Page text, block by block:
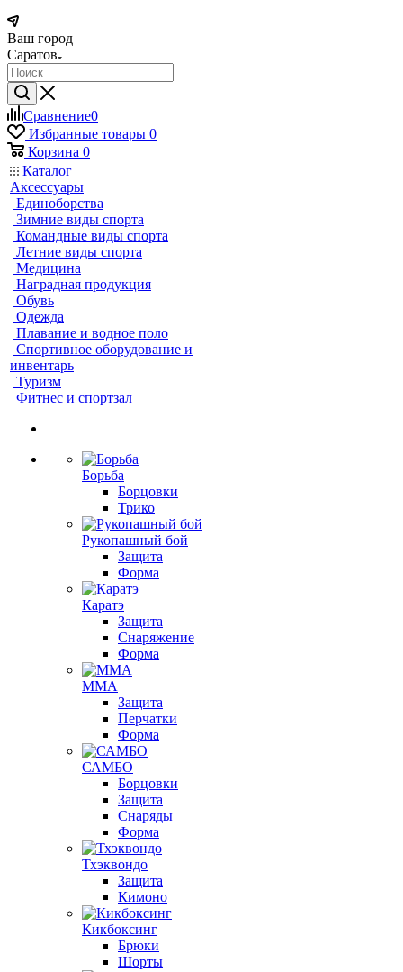
Ваш город
Саратов
Сравнение0
Избранные товары 0
Корзина 0
Каталог
Аксессуары
Единоборства
Зимние виды спорта
Командные виды спорта
Летние виды спорта
Медицина
Наградная продукция
Обувь
Одежда
Плавание и водное поло
Спортивное оборудование и
инвентарь
Туризм
Фитнес и спортзал
Борьба
Борцовки
Трико
Рукопашный бой
Защита
Форма
Каратэ
Защита
Снаряжение
Форма
ММА
Защита
Перчатки
Форма
САМБО
Борцовки
Защита
Снаряды
Форма
Тхэквондо
Защита
Кимоно
Кикбоксинг
Брюки
Шорты